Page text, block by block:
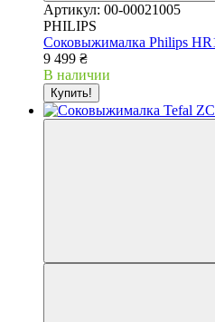
Артикул: 00-00021005
PHILIPS
Соковыжималка Philips
9 499 ₴
В наличии
Купить!